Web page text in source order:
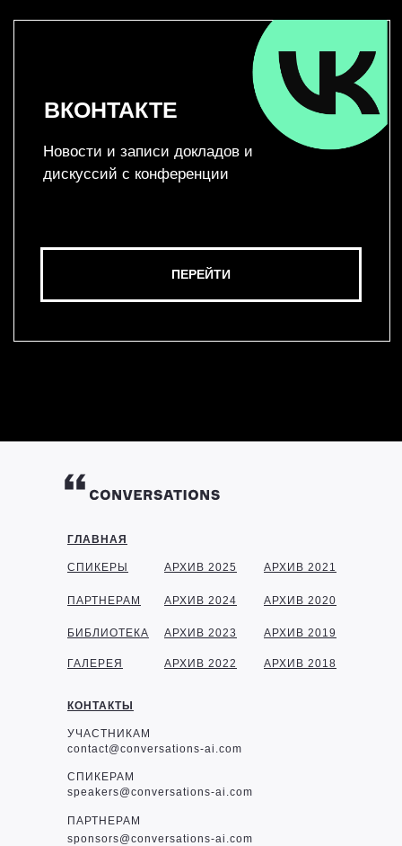
ГЛАВНАЯ
КОНТАКТЫ
СПИКЕРЫ
ПАРТНЕРАМ
БИБЛИОТЕКА
УЧАСТНИКАМ
contact@conversations-ai.com
СПИКЕРАМ
speakers@conversations-ai.com
ПАРТНЕРАМ
sponsors@conversations-ai.com
ГАЛЕРЕЯ
АРХИВ 2025
АРХИВ 2024
АРХИВ 2023
АРХИВ 2022
АРХИВ 2021
АРХИВ 2020
АРХИВ 2019
АРХИВ 2018